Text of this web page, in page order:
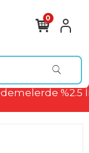
%2.5
0